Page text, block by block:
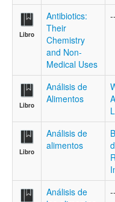
Libro
Antibiotics:
Their
Chemistry
and Non-
Medical Uses
Libro
Análisis de
Alimentos
Libro
Análisis de
alimentos
Análisis de